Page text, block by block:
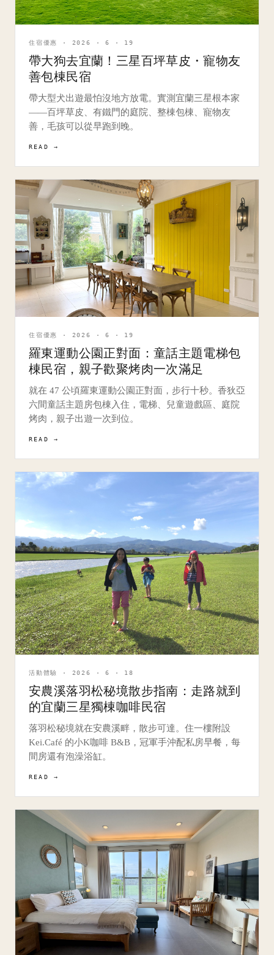
住宿優惠 · 2026 · 6 · 19
帶大狗去宜蘭！三星百坪草皮・寵物友
善包棟民宿
帶大型犬出遊最怕沒地方放電。實測宜蘭三星根本家
——百坪草皮、有鐵門的庭院、整棟包棟、寵物友
善，毛孩可以從早跑到晚。
READ →
住宿優惠 · 2026 · 6 · 19
羅東運動公園正對面：童話主題電梯包
棟民宿，親子歡聚烤肉一次滿足
就在 47 公頃羅東運動公園正對面，步行十秒。香狄亞
六間童話主題房包棟入住，電梯、兒童遊戲區、庭院
烤肉，親子出遊一次到位。
READ →
活動體驗 · 2026 · 6 · 18
安農溪落羽松秘境散步指南：走路就到
的宜蘭三星獨棟咖啡民宿
落羽松秘境就在安農溪畔，散步可達。住一樓附設
Kei.Café 的小K咖啡 B&B，冠軍手沖配私房早餐，每
間房還有泡澡浴缸。
READ →